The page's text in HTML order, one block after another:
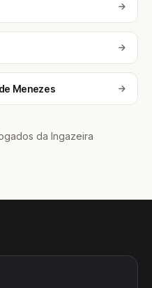
Menezes
da Ingazeira